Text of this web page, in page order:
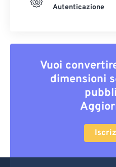
Autenticazione
Vuoi
dimensioni